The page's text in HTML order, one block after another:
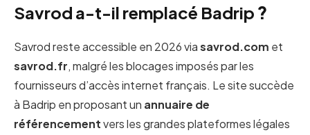
Savrod a-t-il remplacé Badrip ?
Savrod reste accessible en 2026 viasavrod.com et
savrod.fr, malgré les blocages imposés par les
fournisseurs d’accès internet français. Le site succède
à Badrip en proposant un annuaire de
référencementvers les grandes plateformes légales